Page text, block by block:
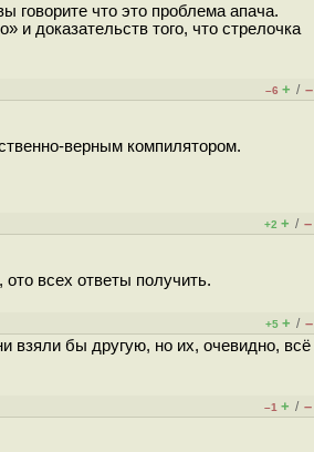
говорите что это проблема апача.
и доказательств того, что стрелочка
–6 + / –
верным компилятором.
+2 + / –
всех ответы получить.
+5 + / –
взяли бы другую, но их, очевидно, всё
–1 + / –